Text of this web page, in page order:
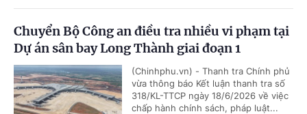
Chuyển Bộ Công an điều tra nhiều vi phạm tại
Dự án sân bay Long Thành giai đoạn 1
(Chinhphu.vn) - Thanh tra Chính phủ
vừa thông báo Kết luận thanh tra số
318/KL-TTCP ngày 18/6/2026 về việc
chấp hành chính sách, pháp luật...